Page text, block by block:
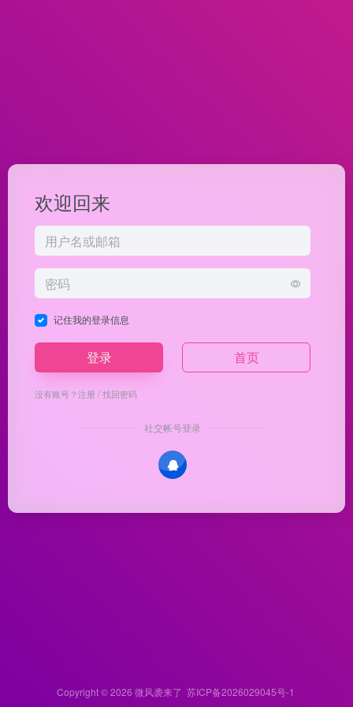
欢迎回来
记住我的登录信息
登录 首页
没有账号？注册/找回密码
社交帐号登录
Copyright © 2026 微风袭来了 苏ICP备2026029045号-1